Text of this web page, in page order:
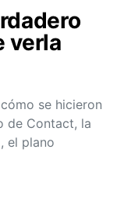
verla
se hicieron
de Contact, la
el plano